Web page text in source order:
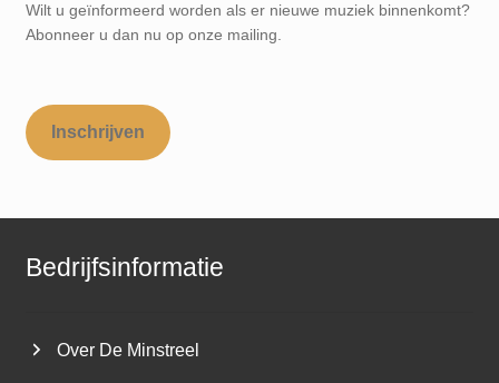
Wilt u geïnformeerd worden als er nieuwe muziek binnenkomt?
Abonneer u dan nu op onze mailing.
Inschrijven
Bedrijfsinformatie
Over De Minstreel